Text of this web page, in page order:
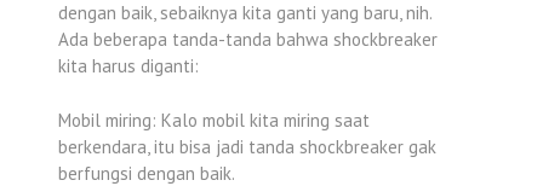
dengan baik, sebaiknya kita ganti yang baru, nih.
Ada beberapa tanda-tanda bahwa shockbreaker
kita harus diganti:
Mobil miring: Kalo mobil kita miring saat
berkendara, itu bisa jadi tanda shockbreaker gak
berfungsi dengan baik.